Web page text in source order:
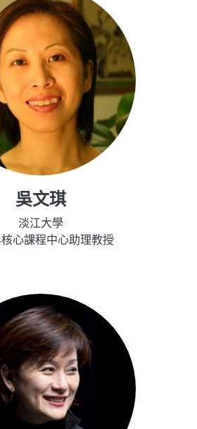
吳文琪
淡江大學
心課程中心助理教授